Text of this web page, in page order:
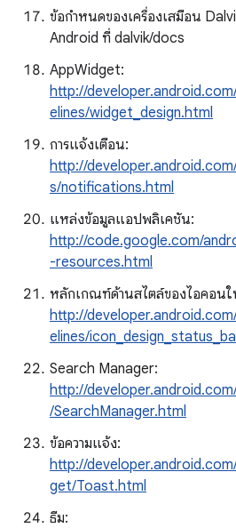
ข้อกำหนดของเครื่องเสมือน
Android ที่ dalvik/docs
AppWidget:
http://
elines/widget_design.html
การแจ้งเตือน:
http://
s/notifications.html
แหล่งข้อมูลแอปพลิเคชัน:
http://code.google.com/
-resources.html
หลักเกณฑ์ด้านสไตล์ของไอคอน
http://
elines/
Search Manager:
http://
/SearchManager.html
ข้อความแจ้ง:
http://
get/Toast.html
ธีม: